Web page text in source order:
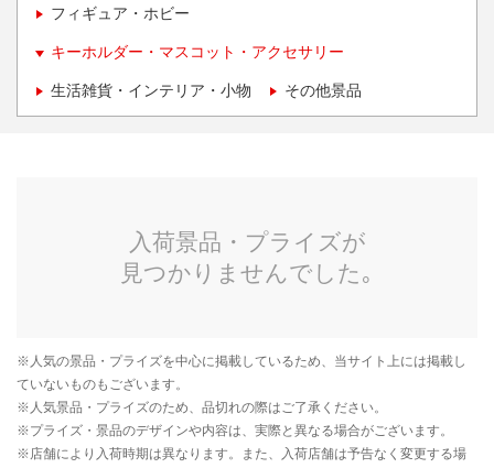
フィギュア・ホビー
キーホルダー・マスコット・アクセサリー
生活雑貨・インテリア・小物 その他景品